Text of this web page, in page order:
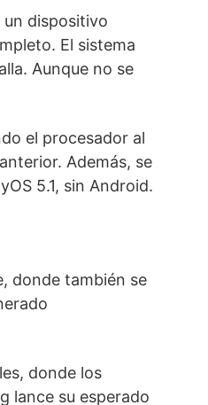
dispositivo
El sistema
Aunque no se
el procesador al
Además, se
5.1, sin Android.
donde también se
donde los
lance su esperado